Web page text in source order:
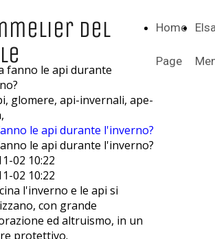
Home
Page
del
glomere, api-invernali, ape-
le api durante l'inverno?
le api durante l'inverno?
02 10:22
02 10:22
l'inverno e le api si
con grande
ed altruismo, in un
protettivo.